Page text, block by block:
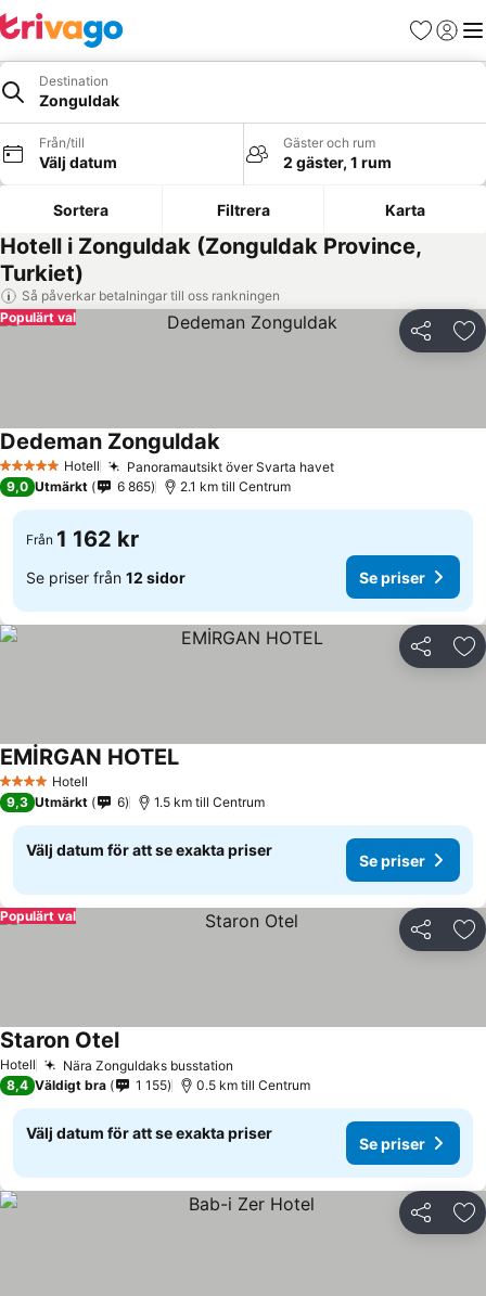
Favoriter
Logga
Destination
Zonguldak
Från/till
Välj datum
Gäster och rum
2 gäster, 1 rum
Sortera Filtrera Karta
Hotell i Zonguldak (Zonguldak Province,
Turkiet)
Så påverkar betalningar till oss rankningen
Dela
Populärt val
5 Stjärnor Hotell Panoramautsikt över Svarta havet
Dedeman Zonguldak
9,0 Utmärkt 6 865 2.1 km till Centrum
Från 1 162 kr
Se priser från 12 sidor Se priser
Dela
4 StjärnorHotell
EMİRGAN HOTEL
9,3 Utmärkt 6 1.5 km till Centrum
Välj datum för att se exakta priser
Se priser
Dela
Populärt val
Hotell Nära Zonguldaks busstation
Staron Otel
8,4 Väldigt bra 1 155 0.5 km till Centrum
Välj datum för att se exakta priser
Se priser
Dela